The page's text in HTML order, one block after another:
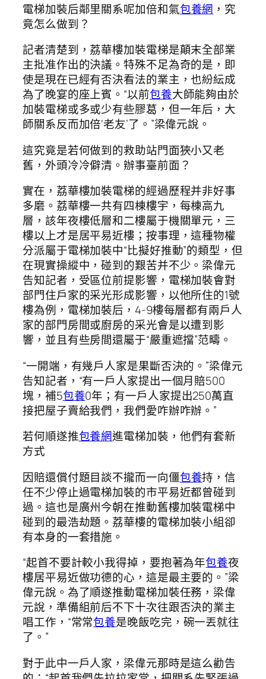
電梯加裝后鄰里關系呢加倍和氣包養網 ，究
竟怎么做到？
記者清楚到，荔華樓加裝電梯是顛末全部業
主批准作出的決議。特殊不足為奇的是，即
使是現在已經有否決看法的業主，也紛紜成
為了晚宴的座上賓。“以前包養大師能夠由於
加裝電梯或多或少有些膠葛，但一年后，大
師關系反而加倍‘老友’了。”梁偉元說。
這究竟是若何做到的救助站門面狹小又老
舊，外頭冷冷僻清。辦事臺前面？
實在，荔華樓加裝電梯的經過歷程并非好事
多磨。荔華樓一共有四棟樓宇，每棟高九
層，該年夜樓低層和二樓屬于機關單元，三
樓以上才是居平易近樓；按事理，這種物權
分派屬于電梯加裝中“比擬好推動”的類型，但
在現實操縱中，碰到的艱苦并不少。梁偉元
告知記者，受區位前提影響，電梯加裝會對
部門住戶家的采光形成影響，以他所住的1號
樓為例，電梯加裝后，4-9樓每層都有兩戶人
家的部門房間或廚房的采光會是以遭到影
響，並且有些房間還屬于“嚴重遮擋”范疇。
“一開端，有幾戶人家是果斷否決的。”梁偉元
告知記者，“有一戶人家提出一個月賠500
塊，補5包養0年；有一戶人家提出250萬直
接把屋子賣給我們，我們愛咋辦咋辦。”
若何順遂推包養網進電梯加裝，他們有套新
方式
因賠還償付題目談不攏而一向僵包養持，信
任不少停止過電梯加裝的市平易近都曾碰到
過。這也是廣州今朝在推動舊樓加裝電梯中
碰到的最浩劫題。荔華樓的電梯加裝小組卻
有本身的一套措施。
“起首不要計較小我得掉，要抱著為年包養夜
樓居平易近做功德的心，這是最主要的。”梁
偉元說。為了順遂推動電梯加裝任務，梁偉
元說，準備組前后不下十次往跟否決的業主
唱工作，“常常包養是晚飯吃完，碗一丟就往
了。”
對于此中一戶人家，梁偉元那時是這么勸告